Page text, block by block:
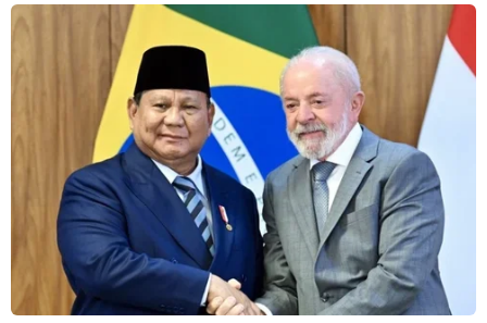
Theo dõi VietnamPlus
TIN LIÊN QUAN